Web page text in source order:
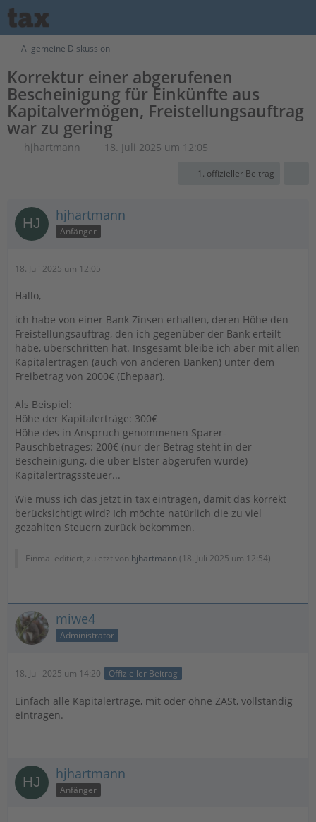
Allgemeine Diskussion
Korrektur einer abgerufenen
Bescheinigung für Einkünfte aus
Kapitalvermögen, Freistellungsauftrag
war zu gering
hjhartmann 18. Juli 2025 um 12:05
1. offizieller Beitrag
hjhartmann
Anfänger
18. Juli 2025 um 12:05
Hallo,
ich habe von einer Bank Zinsen erhalten, deren Höhe den
Freistellungsauftrag, den ich gegenüber der Bank erteilt
habe, überschritten hat. Insgesamt bleibe ich aber mit allen
Kapitalerträgen (auch von anderen Banken) unter dem
Freibetrag von 2000€ (Ehepaar).
Als Beispiel:
Höhe der Kapitalerträge: 300€
Höhe des in Anspruch genommenen Sparer-
Pauschbetrages: 200€ (nur der Betrag steht in der
Bescheinigung, die über Elster abgerufen wurde)
Kapitalertragssteuer...
Wie muss ich das jetzt in tax eintragen, damit das korrekt
berücksichtigt wird? Ich möchte natürlich die zu viel
gezahlten Steuern zurück bekommen.
Einmal editiert, zuletzt von hjhartmann (18. Juli 2025 um 12:54)
miwe4
Administrator
18. Juli 2025 um 14:20 Offizieller Beitrag
Einfach alle Kapitalerträge, mit oder ohne ZASt, vollständig
eintragen.
hjhartmann
Anfänger